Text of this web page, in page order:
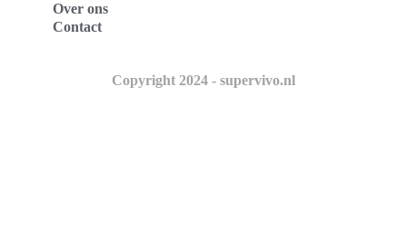
Over ons
Contact
Copyright 2024 - supervivo.nl